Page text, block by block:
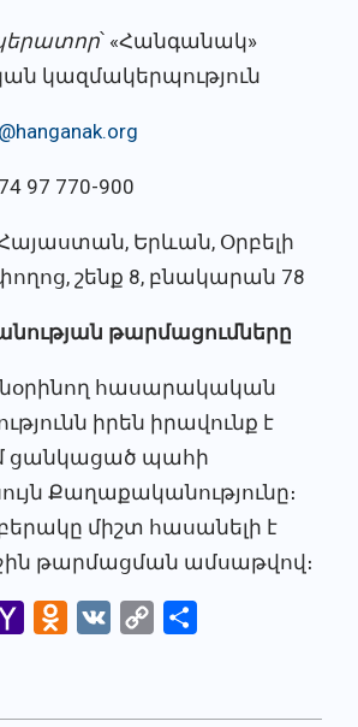
՝ «Հանգանակ»
կազմակերպություն
97 770-900
Հայաստան, Երևան, Օրբելի
շենք 8, բնակարան 78
թարմացումները
հասարակական
իրեն իրավունք է
ցանկացած պահի
Քաղաքականությունը։
միշտ հասանելի է
թարմացման ամսաթվով։
Yahoo
Odnoklassniki
VK
Copy